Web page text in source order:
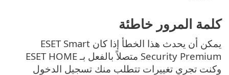
كلمة المرور خاطئة
يمكن أن يحدث هذا الخطأ إذا كان ESET Smart
Security Premium متصلاً بالفعل بـ ESET HOME
وكنت تجري تغييرات تتطلب منك تسجيل الدخول